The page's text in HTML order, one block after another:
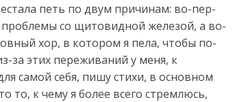
петь по двум при­чи­нам: во-пер­
про­бле­мы со щи­то­вид­ной же­ле­зой, а во-
хор, в ко­то­ром я пе­ла, что­бы по­
за этих переживаний у меня, к
самой себя, пишу стихи, в основном
то, к чему я более всего стремлюсь,